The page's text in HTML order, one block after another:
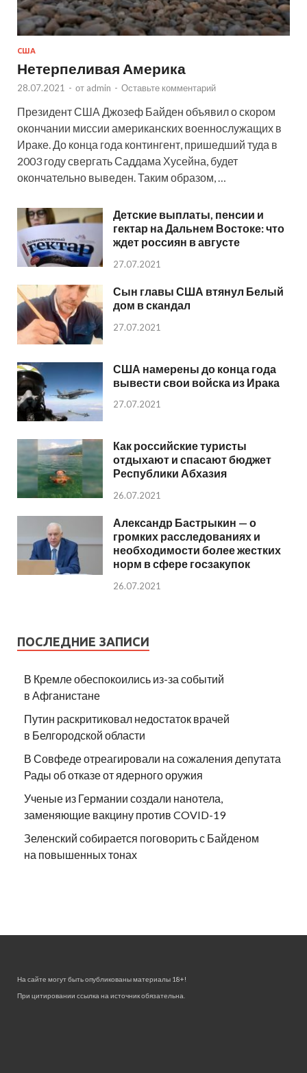
США
Нетерпеливая Америка
28.07.2021 - от admin - Оставьте комментарий
Президент США Джозеф Байден объявил о скором
окончании миссии американских военнослужащих в
Ираке. До конца года контингент, пришедший туда в
2003 году свергать Саддама Хусейна, будет
окончательно выведен. Таким образом, …
Детские выплаты, пенсии и
гектар на Дальнем Востоке: что
ждет россиян в августе
27.07.2021
Сын главы США втянул Белый
дом в скандал
27.07.2021
США намерены до конца года
вывести свои войска из Ирака
27.07.2021
Как российские туристы
отдыхают и спасают бюджет
Республики Абхазия
26.07.2021
Александр Бастрыкин — о
громких расследованиях и
необходимости более жестких
норм в сфере госзакупок
26.07.2021
ПОСЛЕДНИЕ ЗАПИСИ
В Кремле обеспокоились из-за событий
в Афганистане
Путин раскритиковал недостаток врачей
в Белгородской области
В Совфеде отреагировали на сожаления депутата
Рады об отказе от ядерного оружия
Ученые из Германии создали нанотела,
заменяющие вакцину против COVID-19
Зеленский собирается поговорить с Байденом
на повышенных тонах
На сайте могут быть опубликованы материалы 18+!
При цитировании ссылка на источник обязательна.